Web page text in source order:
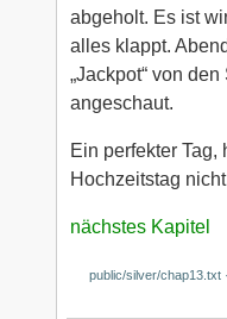
abgeholt. Es ist
alles klappt.
„Jackpot“ von
angeschaut.
Ein perfekter Tag,
Hochzeitstag
nächstes Kapitel
public/silver/chap13.txt